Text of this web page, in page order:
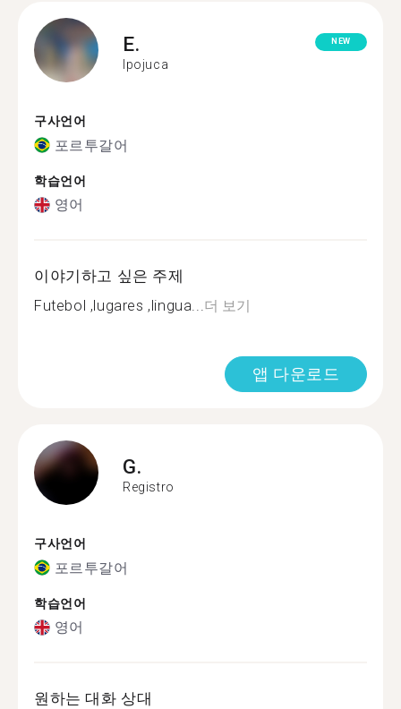
E.
Ipojuca
NEW
구사언어
포르투갈어
학습언어
영어
이야기하고 싶은 주제
Futebol ,lugares ,lingua...더 보기
앱 다운로드
G.
Registro
구사언어
포르투갈어
학습언어
영어
원하는 대화 상대